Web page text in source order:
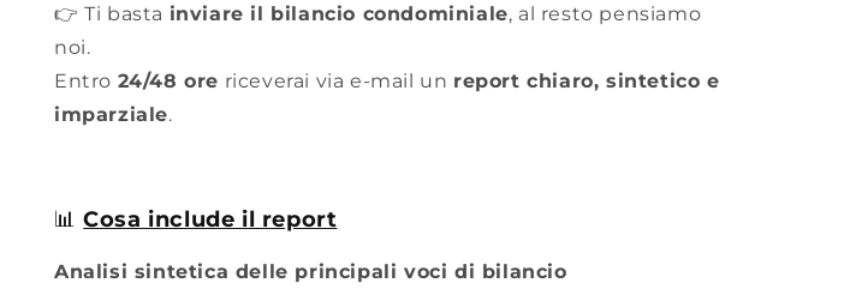
👉 Ti basta inviare il bilancio condominiale, al resto pensiamo
noi.
Entro 24/48 ore riceverai via e-mail un report chiaro, sintetico e
imparziale.
📊Cosa include il report
Analisi sintetica delle principali voci di bilancio